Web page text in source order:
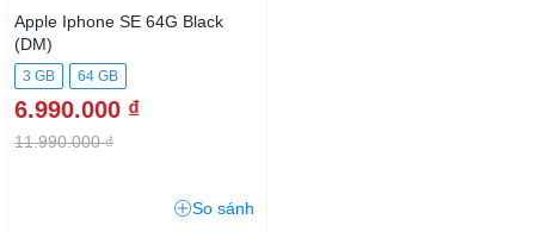
Apple Iphone SE 64G Black
(DM)
3 GB 64 GB
6.990.000 ₫
11.990.000 ₫
So sánh